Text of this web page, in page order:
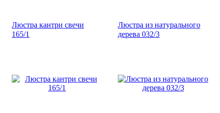
Люстра кантри свечи
165/1
Люстра из натурального
дерева 032/3